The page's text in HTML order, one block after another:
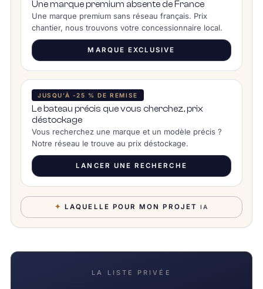
Une marque premium absente de France
Une marque premium sans réseau français. Prix
chantier, nous trouvons votre concessionnaire local.
MARQUE EXCLUSIVE
JUSQU’À -25 % DE REMISE
Le bateau précis que vous cherchez, prix
déstockage
Vous recherchez une marque et un modèle précis ?
Notre réseau le trouve au prix déstockage.
LANCER UNE RECHERCHE
✦ LAQUELLE POUR MON PROJET IA
LA LISTE PRIVÉE